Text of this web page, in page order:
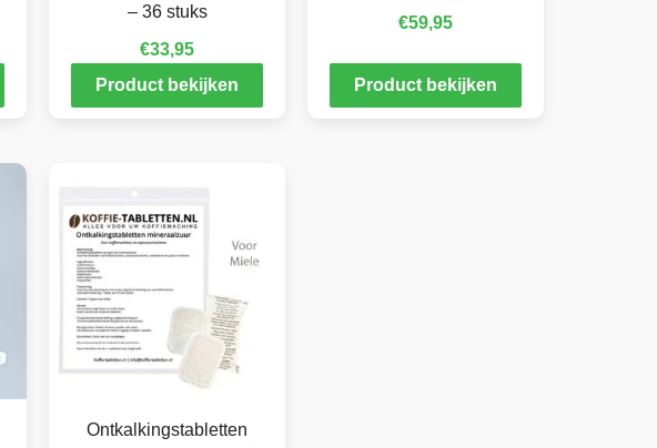
– 36 stuks
€33,95
Product bekijken
€59,95
Product bekijken
Ontkalkingstabletten